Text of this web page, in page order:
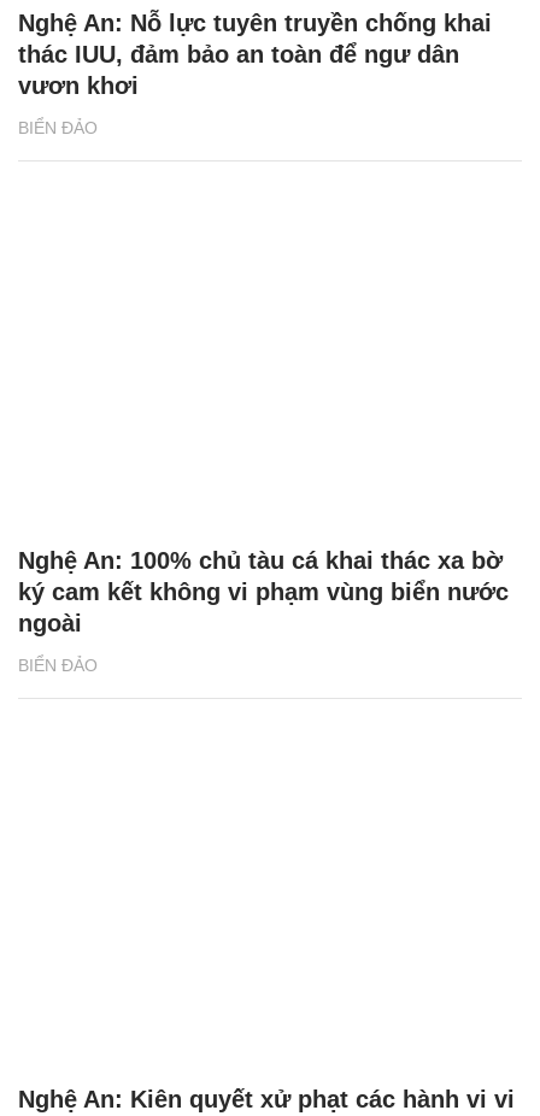
BIỂN ĐẢO
Nghệ An: Nỗ lực tuyên truyền chống khai
thác IUU, đảm bảo an toàn để ngư dân
vươn khơi
BIỂN ĐẢO
Nghệ An: 100% chủ tàu cá khai thác xa bờ
ký cam kết không vi phạm vùng biển nước
ngoài
Nghệ An: Kiên quyết xử phạt các hành vi vi